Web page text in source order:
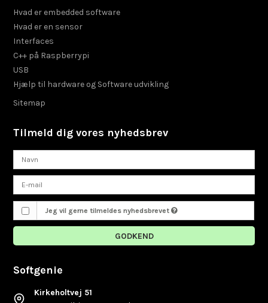
Hvad er embedded software
Hvad er en sensor
Interfaces
C++ på Raspberrypi
USB
Hjælp til hardware og Software udvikling
Sitemap
Tilmeld dig vores nyhedsbrev
Jeg vil gerne tilmeldes nyhedsbrevet
GODKEND
Softgenie
Kirkeholtvej 51